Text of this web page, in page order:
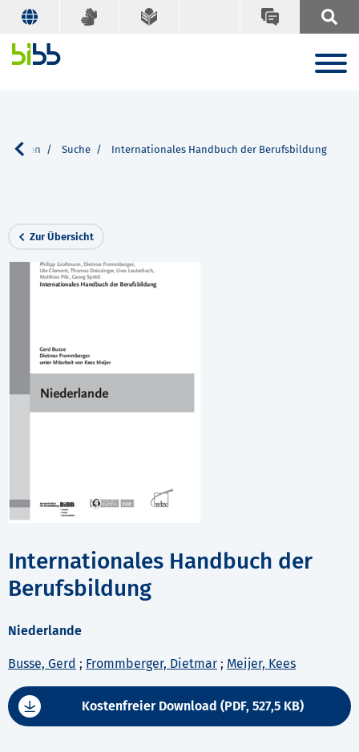
Suche Internationales Handbuch der Berufsbildung
Zur Übersicht
Internationales Handbuch der
Berufsbildung
Niederlande
Busse, Gerd ; Frommberger, Dietmar ; Meijer, Kees
Kostenfreier Download (PDF, 527,5 KB)